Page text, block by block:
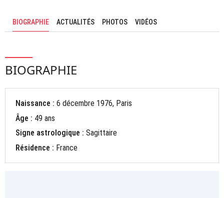
BIOGRAPHIE ACTUALITÉS PHOTOS VIDÉOS
BIOGRAPHIE
Naissance :6 décembre 1976, Paris
Âge : 49 ans
Signe astrologique :Sagittaire
Résidence : France